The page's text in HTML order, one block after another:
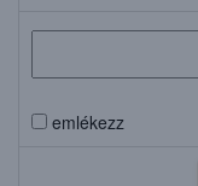
emlékezz